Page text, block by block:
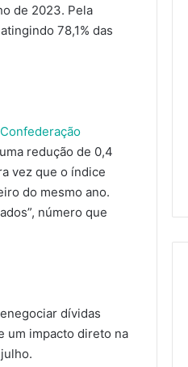
de 2023. Pela
78,1% das
Confederação
redução de 0,4
vez que o índice
do mesmo ano.
número que
dívidas
um impacto direto na